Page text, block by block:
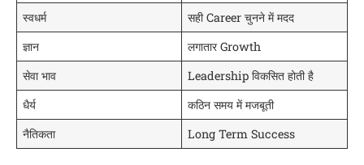
स्वधर्म
सही Career चुनने में मदद
ज्ञान
लगातार Growth
सेवा भाव
Leadership विकसित होती है
धैर्य
कठिन समय में मजबूती
नैतिकता
Long Term Success